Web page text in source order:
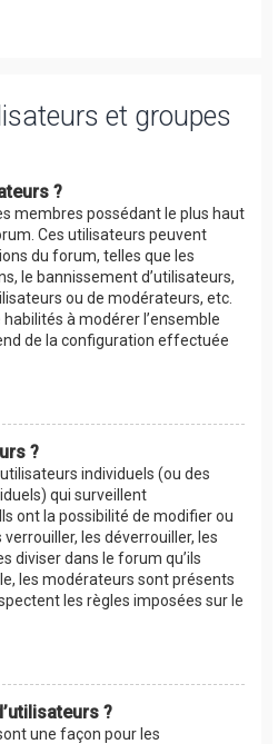
et groupes
?
membres possédant le plus haut
Ces utilisateurs peuvent
du forum, telles que les
le bannissement d’utilisateurs,
ou de modérateurs, etc.
à modérer l’ensemble
de la configuration effectuée
?
individuels (ou des
qui surveillent
ont la possibilité de modifier ou
les déverrouiller, les
diviser dans le forum qu’ils
les modérateurs sont présents
les règles imposées sur le
?
une façon pour les